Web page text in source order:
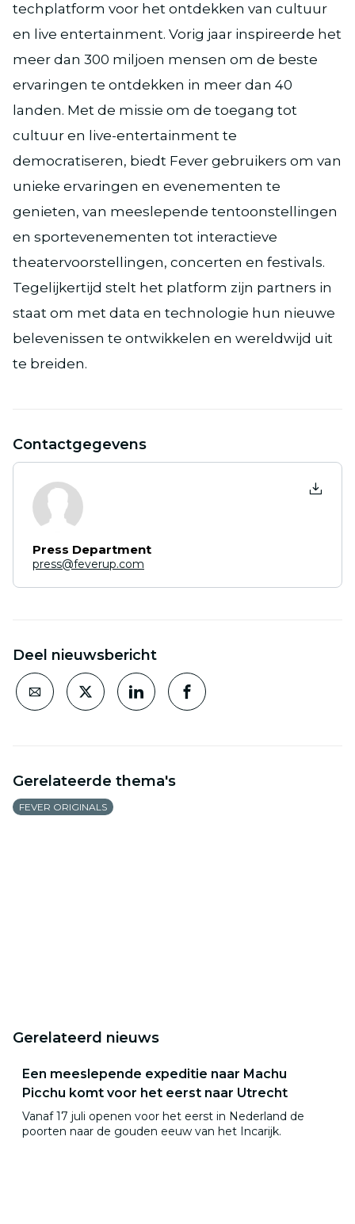
techplatform voor het ontdekken van cultuur
en live entertainment. Vorig jaar inspireerde het
meer dan 300 miljoen mensen om de beste
ervaringen te ontdekken in meer dan 40
landen. Met de missie om de toegang tot
cultuur en live-entertainment te
democratiseren, biedt Fever gebruikers om van
unieke ervaringen en evenementen te
genieten, van meeslepende tentoonstellingen
en sportevenementen tot interactieve
theatervoorstellingen, concerten en festivals.
Tegelijkertijd stelt het platform zijn partners in
staat om met data en technologie hun nieuwe
belevenissen te ontwikkelen en wereldwijd uit
te breiden.
Contactgegevens
Press Department
press@feverup.com
Deel nieuwsbericht
Gerelateerde thema's
FEVER ORIGINALS
Gerelateerd nieuws
Een meeslepende expeditie naar Machu
Picchu komt voor het eerst naar Utrecht
Vanaf 17 juli openen voor het eerst in Nederland de
poorten naar de gouden eeuw van het Incarijk.